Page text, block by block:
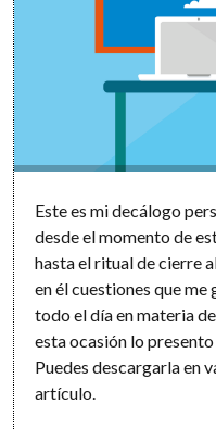
Este es mi decálogo
desde el momento de
hasta el ritual de cierre
en él cuestiones que
todo el día en materia
esta ocasión lo
Puedes descargarla en
artículo.